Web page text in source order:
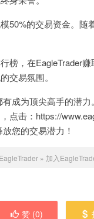
50%的交易资金。
榜，在EagleTrader
交易氛围。
成为顶尖高手的潜
点击：https://
您的交易潜力！
EagleTrader» 加入
赞 (0)